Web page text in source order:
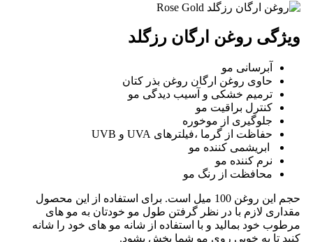
ویژگی روغن ارگان رزگلد
آبرسانی مو
حاوی روغن ارگان روغن بذر کتان
ترمیم خشکی و آسیب دیدگی مو
کنترل براقیت مو
جلوگیری از موخوره
حفاظت از گرما ،فیلترهای UVA و UVB
ابریشمی کننده مو
نرم کننده مو
محافظت از رنگ مو
حجم این روغن 100 میل است. برای استفاده از این محصول
مقداری لازم با در نظر گرفتن طول مو خودتان به مو های
مرطوب خود بمالید و با استفاده از شانه مو های خود را شانه
کنید تا به خوبی روی مو شما بخش بشود.